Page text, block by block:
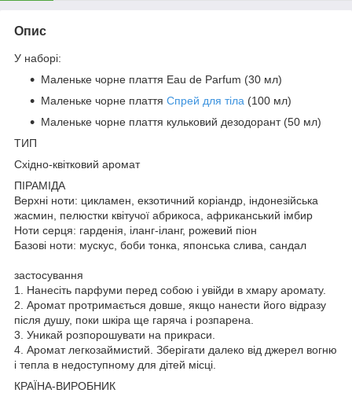
Опис
У наборі:
Маленьке чорне плаття Eau de Parfum (30 мл)
Маленьке чорне плаття Спрей для тіла (100 мл)
Маленьке чорне плаття кульковий дезодорант (50 мл)
ТИП
Східно-квітковий аромат
ПІРАМІДА
Верхні ноти: цикламен, екзотичний коріандр, індонезійська
жасмин, пелюстки квітучої абрикоса, африканський імбир
Ноти серця: гарденія, іланг-іланг, рожевий піон
Базові ноти: мускус, боби тонка, японська слива, сандал
застосування
1. Нанесіть парфуми перед собою і увійди в хмару аромату.
2. Аромат протримається довше, якщо нанести його відразу
після душу, поки шкіра ще гаряча і розпарена.
3. Уникай розпорошувати на прикраси.
4. Аромат легкозаймистий. Зберігати далеко від джерел вогню
і тепла в недоступному для дітей місці.
КРАЇНА-ВИРОБНИК